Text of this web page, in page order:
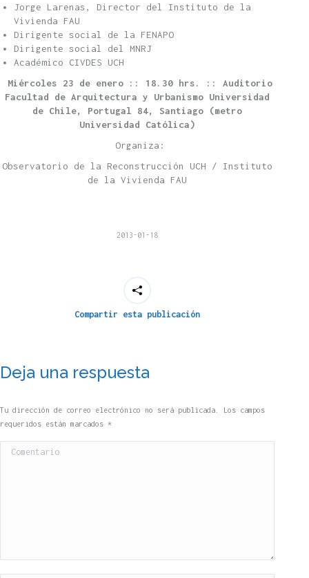
Jorge Larenas, Director del Instituto de la
Vivienda FAU
Dirigente social de la FENAPO
Dirigente social del MNRJ
Académico CIVDES UCH
Miércoles 23 de enero :: 18.30 hrs. :: Auditorio
Facultad de Arquitectura y Urbanismo Universidad
de Chile, Portugal 84, Santiago (metro
Universidad Católica)
Organiza:
Observatorio de la Reconstrucción UCH / Instituto
de la Vivienda FAU
2013-01-18
Compartir esta publicación
Deja una respuesta
Tu dirección de correo electrónico no será publicada. Los campos
requeridos están marcados *
Comentario